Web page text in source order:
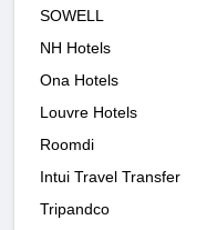
SOWELL
NH Hotels
Ona Hotels
Louvre Hotels
Roomdi
Intui Travel Transfer
Tripandco